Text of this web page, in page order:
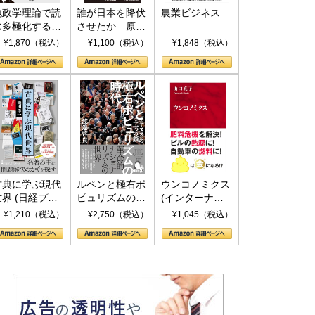
政学理論で読
多極化する世
トランプと
¥1,870（税込）
誰が日本を降伏
させたか 原爆
投下、ソ連参
(PHP新書)
¥1,100（税込）
農業ビジネス
¥1,848（税込）
典に学ぶ現代
界 (日経プレ
アシリーズ)
¥1,210（税込）
ルペンと極右ポ
ピュリズムの時
代：〈ヤヌス〉
¥2,750（税込）
ウンコノミクス
(インターナシ
ョナル新書)
¥1,045（税込）